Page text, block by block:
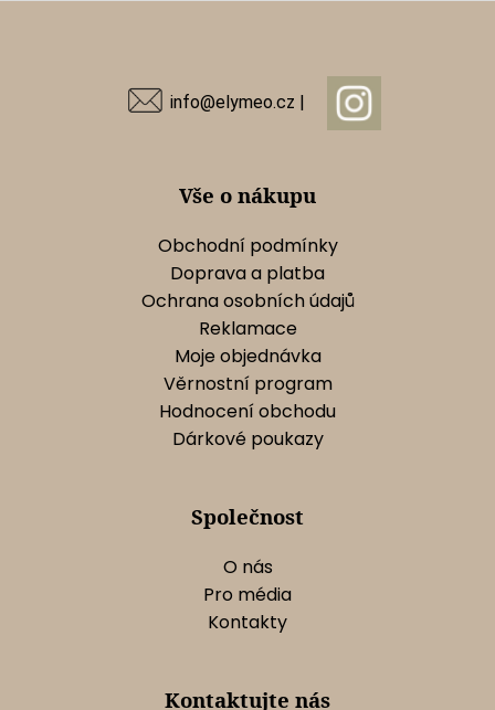
info@elymeo.cz |
Vše o nákupu
Obchodní podmínky
Doprava a platba
Ochrana osobních údajů
Reklamace
Moje objednávka
Věrnostní program
Hodnocení obchodu
Dárkové poukazy
Společnost
O nás
Pro média
Kontakty
Kontaktujte nás